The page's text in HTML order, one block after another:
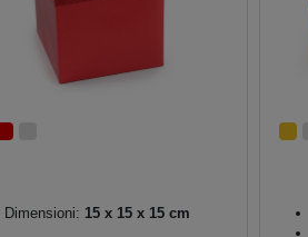
Dimensioni: 15 x 15 x 15 cm